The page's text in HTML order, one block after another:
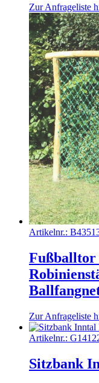
Zur Anfrageliste
Artikelnr.:
Fußballtor
Zur Anfrageliste
Artikelnr.:
Sitzbank